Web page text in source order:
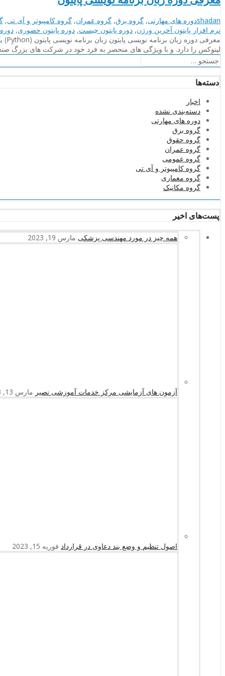
نویسنده
shadanدسته‌بندی‌ها
دوره های مهارتی, گروه برق, گروه عمران, گروه کامپیوتر و آی تی,
نرم افزار پایتون آخرین ورژن, دوره پایتون چیست, دوره پایتون حضوری, دوره
لینوکس را دارد. و با ویژگی های منحصر به فرد خود در شرکت های بزرگ
جستجو
برای:
دسته‌ها
اخبار
دسته‌بندی نشده
دوره های مهارتی
گروه برق
گروه حقوق
گروه عمران
گروه عمومی
گروه کامپیوتر و آی تی
گروه معماری
گروه مکانیک
پست‌های اخیر
همه چیز در مورد مهندسی پزشکی مارس 19, 2023
آزمون های آزمایشی مرکز خدمات آموزشی نصیر مارس 13, 2023
اصول تنظیم و وضع بند دعاوی در قرارداد فوریه 15, 2023